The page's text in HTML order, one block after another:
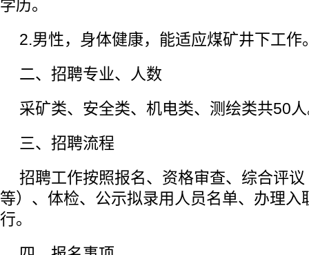
学历。
2.男性，身体健康，能适应煤矿井下工作
二、招聘专业、人数
采矿类、安全类、机电类、测绘类共50
三、招聘流程
招聘工作按照报名、资格审查、综合评
等）、体检、公示拟录用人员名单、办理入
行。